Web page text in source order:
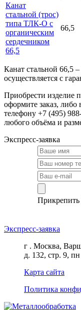
Канат
стальной (трос)
типа ТЛК-О с
органическим
сердечником
66,5
66,5
Канат стальной 66,5
осуществляется с
Приобрести изделие
оформите заказ, либо
телефону +7 (495)
любого объёма и
Экспресс-заявка
Экспресс-заявка
г . Москва,
д. 132, стр. 9,
Карта сайта
Политика